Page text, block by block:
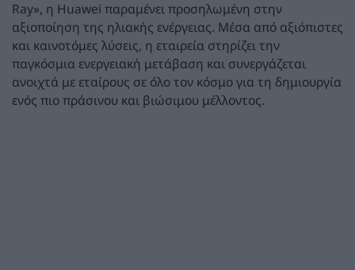
Ray», η Huawei παραμένει προσηλωμένη στην
αξιοποίηση της ηλιακής ενέργειας. Μέσα από αξιόπιστες
και καινοτόμες λύσεις, η εταιρεία στηρίζει την
παγκόσμια ενεργειακή μετάβαση και συνεργάζεται
ανοιχτά με εταίρους σε όλο τον κόσμο για τη δημιουργία
ενός πιο πράσινου και βιώσιμου μέλλοντος.